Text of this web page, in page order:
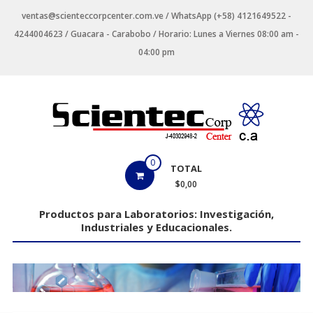
contenido
ventas@scienteccorpcenter.com.ve / WhatsApp (+58) 4121649522 -
4244004623 / Guacara - Carabobo / Horario: Lunes a Viernes 08:00 am -
04:00 pm
Laboratorios
Industriales
y
Educacionales.
0 TOTAL
$0,00
Productos para Laboratorios: Investigación,
Industriales y Educacionales.